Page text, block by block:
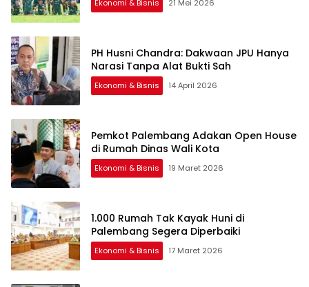
Ekonomi & Bisnis 21 Mei 2026
PH Husni Chandra: Dakwaan JPU Hanya
Narasi Tanpa Alat Bukti Sah
Ekonomi & Bisnis 14 April 2026
Pemkot Palembang Adakan Open House
di Rumah Dinas Wali Kota
Ekonomi & Bisnis 19 Maret 2026
1.000 Rumah Tak Kayak Huni di
Palembang Segera Diperbaiki
Ekonomi & Bisnis 17 Maret 2026